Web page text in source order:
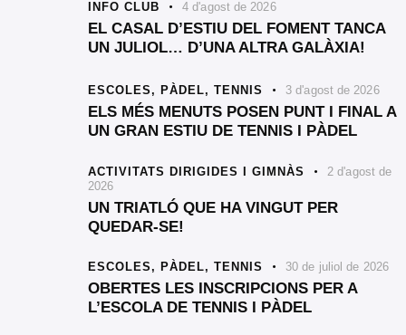
INFO CLUB 4 d'agost de 2026
EL CASAL D’ESTIU DEL FOMENT TANCA
UN JULIOL… D’UNA ALTRA GALÀXIA!
ESCOLES, PÀDEL, TENNIS 3 d'agost de 2026
ELS MÉS MENUTS POSEN PUNT I FINAL A
UN GRAN ESTIU DE TENNIS I PÀDEL
ACTIVITATS DIRIGIDES I GIMNÀS
2 d'agost de
2026
UN TRIATLÓ QUE HA VINGUT PER
QUEDAR-SE!
ESCOLES, PÀDEL, TENNIS 30 de juliol de 2026
OBERTES LES INSCRIPCIONS PER A
L’ESCOLA DE TENNIS I PÀDEL